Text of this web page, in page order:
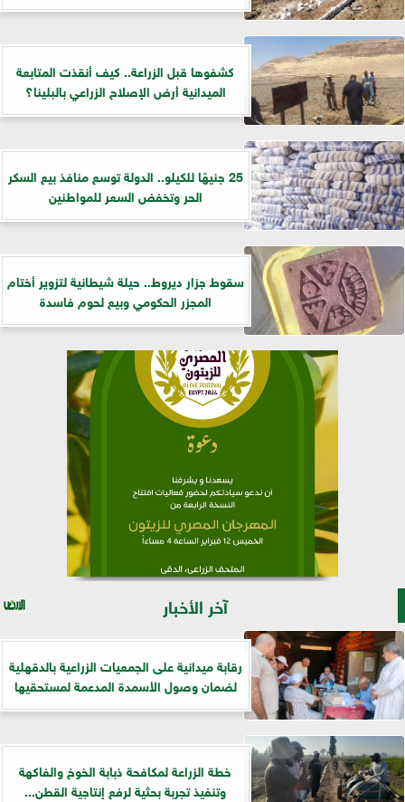
كشفوها قبل الزراعة.. كيف أنقذت المتابعة
الميدانية أرض الإصلاح الزراعي بالبلينا؟
25 جنيهًا للكيلو.. الدولة توسع منافذ بيع السكر
الحر وتخفض السعر للمواطنين
سقوط جزار ديروط.. حيلة شيطانية لتزوير أختام
المجزر الحكومي وبيع لحوم فاسدة
آخر الأخبار
رقابة ميدانية على الجمعيات الزراعية بالدقهلية
لضمان وصول الأسمدة المدعمة لمستحقيها
خطة الزراعة لمكافحة ذبابة الخوخ والفاكهة
وتنفيذ تجربة بحثية لرفع إنتاجية القطن...